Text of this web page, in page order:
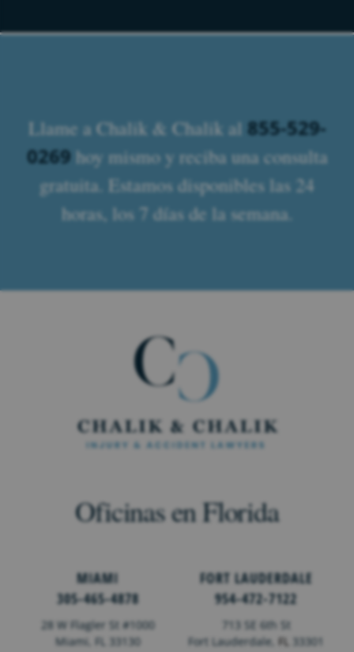
Llame a Chalik & Chalik al 855-529-
0269hoy mismo y reciba una consulta
gratuita. Estamos disponibles las 24
horas, los 7 días de la semana.
Oficinas en Florida
MIAMI
305-465-4878
28 W Flagler St #1000
Miami, FL 33130
FORT LAUDERDALE
954-472-7122
713 SE 6th St
Fort Lauderdale,FL 33301